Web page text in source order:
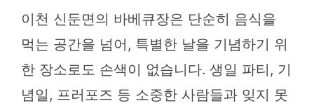
이천 신둔면의 바베큐장은 단순히 음식을
먹는 공간을 넘어, 특별한 날을 기념하기 위
한 장소로도 손색이 없습니다. 생일 파티, 기
념일, 프러포즈 등 소중한 사람들과 잊지 못